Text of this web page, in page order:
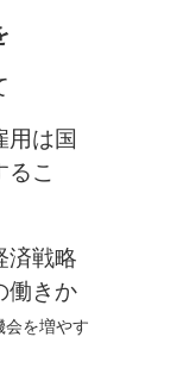
は国
こ
戦略
働きか
会を増やす